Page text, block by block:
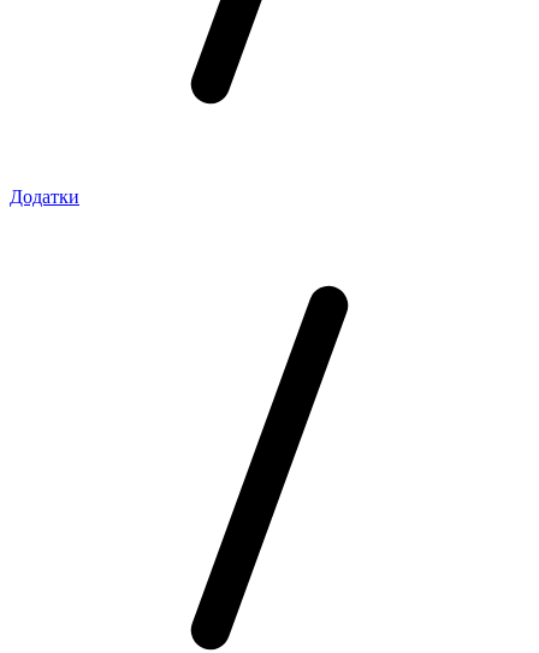
Додатки